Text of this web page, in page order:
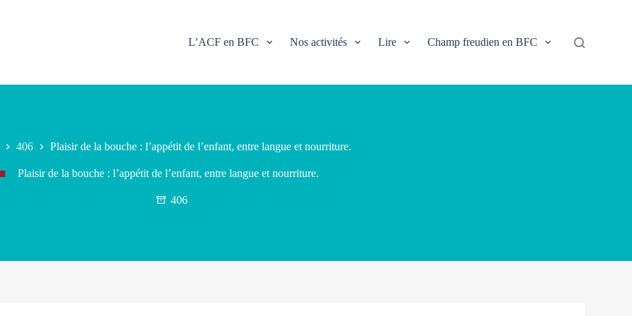
L’ACF en BFC Nos activités Lire Champ freudien en BFC
406 Plaisir de la bouche : l’appétit de l’enfant, entre langue et nourriture.
Plaisir de la bouche : l’appétit de l’enfant, entre langue et nourriture.
406